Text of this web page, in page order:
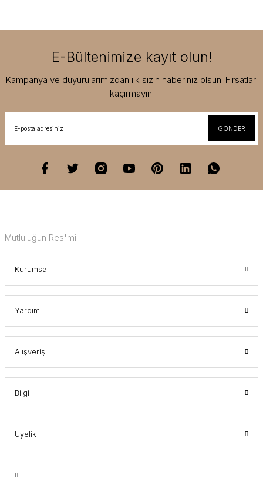
E-Bültenimize kayıt olun!
Kampanya ve duyurularımızdan ilk sizin haberiniz olsun. Fırsatları
kaçırmayın!
GÖNDER
Mutluluğun Res'mi
Kurumsal
Yardım
Alışveriş
Bilgi
Üyelik